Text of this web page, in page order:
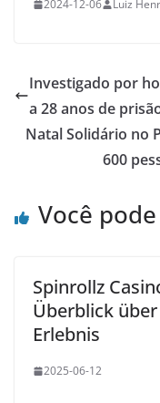
2024-12-06 Luiz
Investigado por
a 28 anos de
Natal Solidário no
600
Você
Spinrollz
Überblick
Erlebnis
2025-06-12